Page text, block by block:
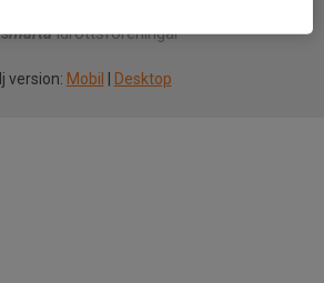
smartaidrottsföreningar
version: Mobil Desktop